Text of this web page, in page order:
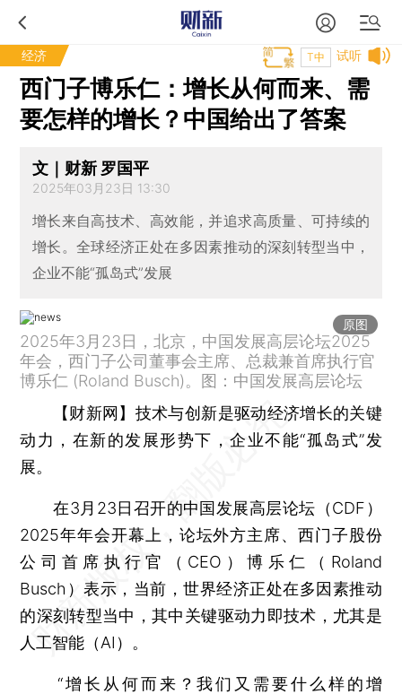
经济 试听
T中
西门子博乐仁：增长从何而来、需
要怎样的增长？中国给出了答案
文｜财新 罗国平
2025年03月23日 13:30
增长来自高技术、高效能，并追求高质量、可持续的
增长。全球经济正处在多因素推动的深刻转型当中，
企业不能“孤岛式”发展
原图
2025年3月23日，北京，中国发展高层论坛2025
年会，西门子公司董事会主席、总裁兼首席执行官
博乐仁 (Roland Busch)。图：中国发展高层论坛
【财新网】 技术与创新是驱动经济增长的关键
动力，在新的发展形势下，企业不能“孤岛式”发
展。
在3月23日召开的中国发展高层论坛（CDF）
2025年年会开幕上，论坛外方主席、西门子股份
公司首席执行官（CEO）博乐仁（Roland
Busch）表示，当前，世界经济正处在多因素推动
的深刻转型当中，其中关键驱动力即技术，尤其是
人工智能（AI）。
“增长从何而来？我们又需要什么样的增